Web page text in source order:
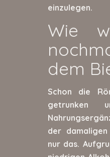
einzulegen.
Wie
dem
Schon die
getrunken
der
nur das.